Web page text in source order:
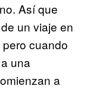
Así que
un viaje en
cuando
una
a